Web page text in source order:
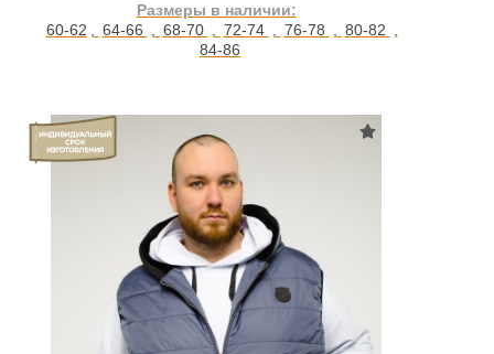
Размеры в наличии:
60-62 , 64-66 , 68-70 , 72-74 , 76-78 , 80-82 ,
84-86